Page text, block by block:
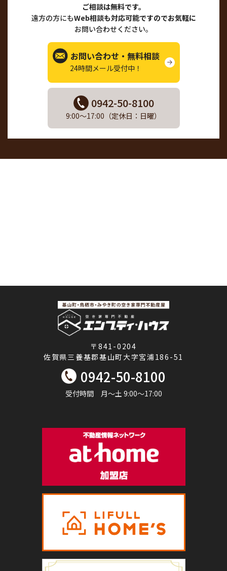
ご相談は無料です。
遠方の方にもWeb相談も対応可能ですのでお気軽に
お問い合わせください。
お問い合わせ・無料相談
24時間メール受付中！
0942-50-8100
9:00～17:00（定休日：日曜）
〒841-0204
佐賀県三養基郡基山町大字宮浦186-51
0942-50-8100
受付時間 月～土 9:00～17:00